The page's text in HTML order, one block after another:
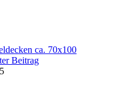
ca. 70x100
Beitrag